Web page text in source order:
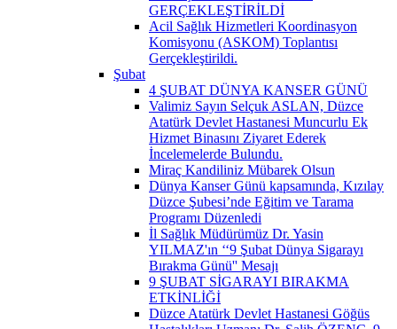
GERÇEKLEŞTİRİLDİ
Acil Sağlık Hizmetleri Koordinasyon
Komisyonu (ASKOM) Toplantısı
Gerçekleştirildi.
Şubat
4 ŞUBAT DÜNYA KANSER GÜNÜ
Valimiz Sayın Selçuk ASLAN, Düzce
Atatürk Devlet Hastanesi Muncurlu Ek
Hizmet Binasını Ziyaret Ederek
İncelemelerde Bulundu.
Miraç Kandiliniz Mübarek Olsun
Dünya Kanser Günü kapsamında, Kızılay
Düzce Şubesi’nde Eğitim ve Tarama
Programı Düzenledi
İl Sağlık Müdürümüz Dr. Yasin
YILMAZ'ın ‘‘9 Şubat Dünya Sigarayı
Bırakma Günü'' Mesajı
9 ŞUBAT SİGARAYI BIRAKMA
ETKİNLİĞİ
Düzce Atatürk Devlet Hastanesi Göğüs